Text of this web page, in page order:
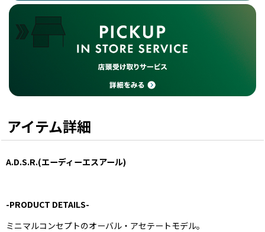
アイテム詳細
A.D.S.R.(エーディーエスアール)
-PRODUCT DETAILS-
ミニマルコンセプトのオーバル・アセテートモデル。